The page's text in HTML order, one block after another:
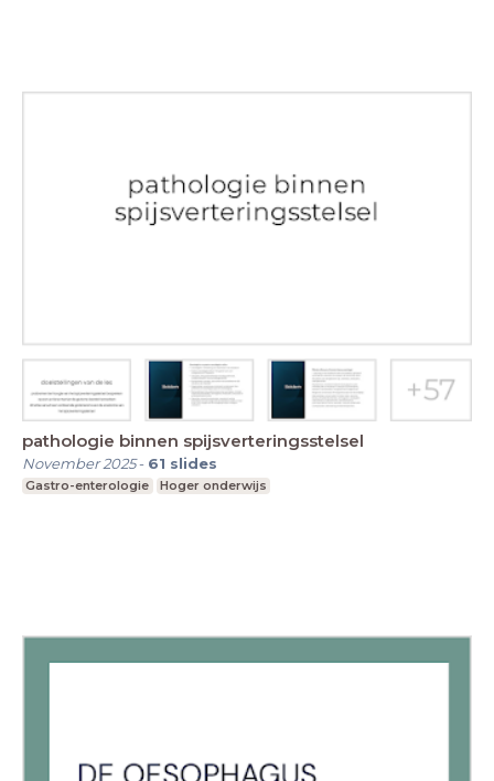
pathologie binnen spijsverteringsstelsel
November 2025- 61 slides
Gastro-enterologie Hoger onderwijs